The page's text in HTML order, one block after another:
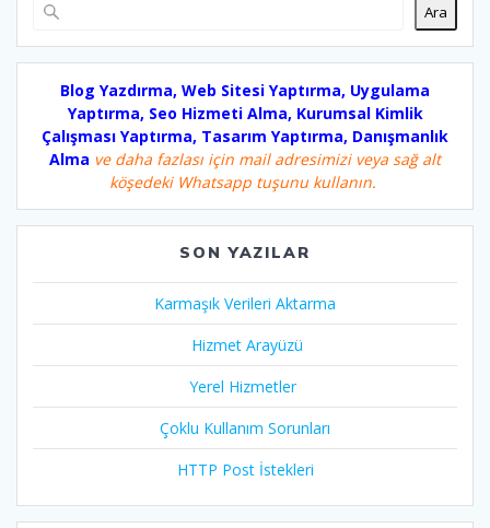
Ara
Blog Yazdırma, Web Sitesi Yaptırma, Uygulama
Yaptırma, Seo Hizmeti Alma, Kurumsal Kimlik
Çalışması Yaptırma, Tasarım Yaptırma, Danışmanlık
Alma ve daha fazlası için mail adresimizi veya sağ alt
köşedeki Whatsapp tuşunu kullanın.
SON YAZILAR
Karmaşık Verileri Aktarma
Hizmet Arayüzü
Yerel Hizmetler
Çoklu Kullanım Sorunları
HTTP Post İstekleri